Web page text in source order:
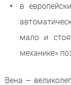
в
мало и
механике»
Вена –